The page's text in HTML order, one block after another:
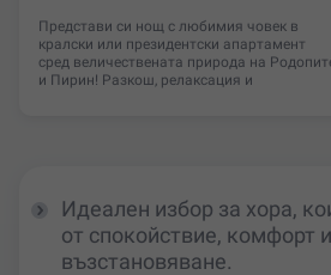
Представи си нощ с любимия човек в
кралски или президентски апартамент
сред величествената природа на
и Пирин! Разкош, релаксация и
Идеален избор за хора,
от спокойствие, комфорт и
възстановяване.